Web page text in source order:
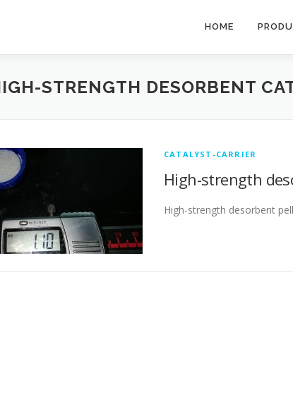
HOME
STRENGTH DESORBENT
CATALYST-CARRIER
High-strength
High-strength desorbent